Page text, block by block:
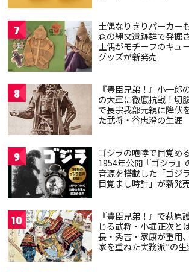
7
土偶なりきりパーカー
森の縄文遺跡群で発掘
土偶がモチーフのキュ
グッズが新発売
8
『豊臣兄弟！』小一郎
の大軍に徹底抗戦！切
で長宗我部元親に降伏
た武将・谷忠澄の生涯
9
ゴジラの咆哮で目覚め
1954年公開『ゴジラ』
音源を搭載した「ゴジ
目覚まし時計」が新発
10
『豊臣兄弟！』で萩原
じる武将・小堀正次と
長・秀吉・家康が重用
家を重ねた実務派”の生